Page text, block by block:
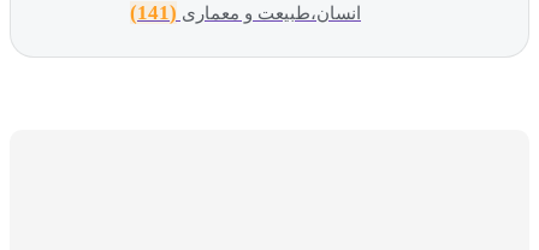
انسان،طبیعت و معماری (141)